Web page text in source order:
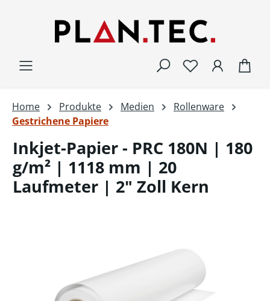
Home Produkte Medien
Rollenware
Gestrichene Papiere
Inkjet-Papier - PRC 180N | 180
g/m² | 1118 mm | 20
Laufmeter | 2" Zoll Kern